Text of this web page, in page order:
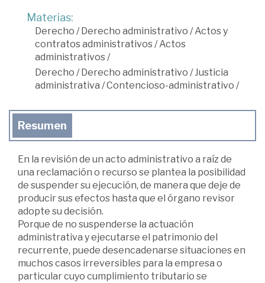
Materias:
Derecho /Derecho administrativo /Actos y
contratos administrativos/Actos
administrativos/
Derecho /Derecho administrativo /Justicia
administrativa /Contencioso-administrativo /
Resumen
En la revisión de un acto administrativo a raíz de
una reclamación o recurso se plantea la posibilidad
de suspender su ejecución, de manera que deje de
producir sus efectos hasta que el órgano revisor
adopte su decisión.
Porque de no suspenderse la actuación
administrativa y ejecutarse el patrimonio del
recurrente, puede desencadenarse situaciones en
muchos casos irreversibles para la empresa o
particular cuyo cumplimiento tributario se